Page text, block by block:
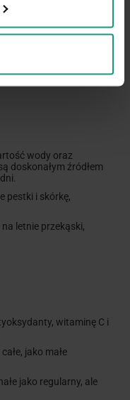
nasienne,
regularnie, ale
wody oraz
doskonałym źródłem
pestki i skórkę,
na letnie przekąski,
witaminę C i
jako małe
jako regularny, ale